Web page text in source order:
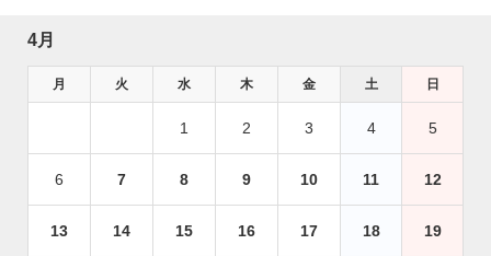
4月
月 火 水 木 金 土 日
1 2 3 4 5
6 7 8 9 10 11 12
13 14 15 16 17 18 19